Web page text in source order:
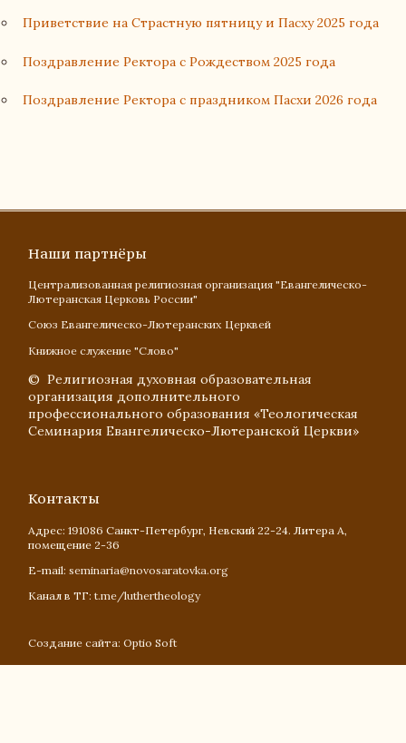
Приветствие на Страстную пятницу и Пасху 2025 года
Поздравление Ректора с Рождеством 2025 года
Поздравление Ректора с праздником Пасхи 2026 года
Наши партнёры
Централизованная религиозная организация "Евангелическо-
Лютеранская Церковь России"
Союз Евангелическо-Лютеранских Церквей
Книжное служение "Слово"
© Религиозная духовная образовательная
организация дополнительного
профессионального образования «Теологическая
Семинария Евангелическо-Лютеранской Церкви»
Контакты
Адрес:191086 Санкт-Петербург, Невский 22-24. Литера А,
помещение 2-36
E-mail:seminaria@novosaratovka.org
Канал в ТГ:t.me/luthertheology
Создание сайта: Optio Soft